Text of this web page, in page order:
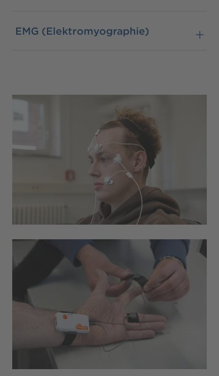
EMG (Elektromyographie)